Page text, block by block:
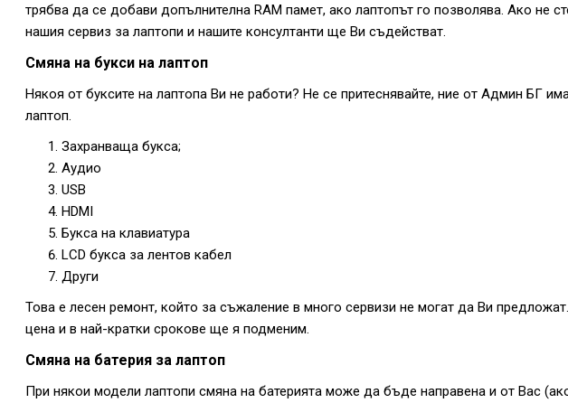
трябва да се добави допълнителна RAM памет, ако лаптопът го позволява. Ако не
нашия сервиз за лаптопи и нашите консултанти ще Ви съдействат.
Смяна на букси на лаптоп
Някоя от буксите на лаптопа Ви не работи? Не се притеснявайте, ние от Админ БГ
лаптоп.
Захранваща букса;
Аудио
USB
HDMI
Букса на клавиатура
LCD букса за лентов кабел
Други
Това е лесен ремонт, който за съжаление в много сервизи не могат да Ви
цена и в най-кратки срокове ще я подменим.
Смяна на батерия за лаптоп
При някои модели лаптопи смяна на батерията може да бъде направена и от Вас